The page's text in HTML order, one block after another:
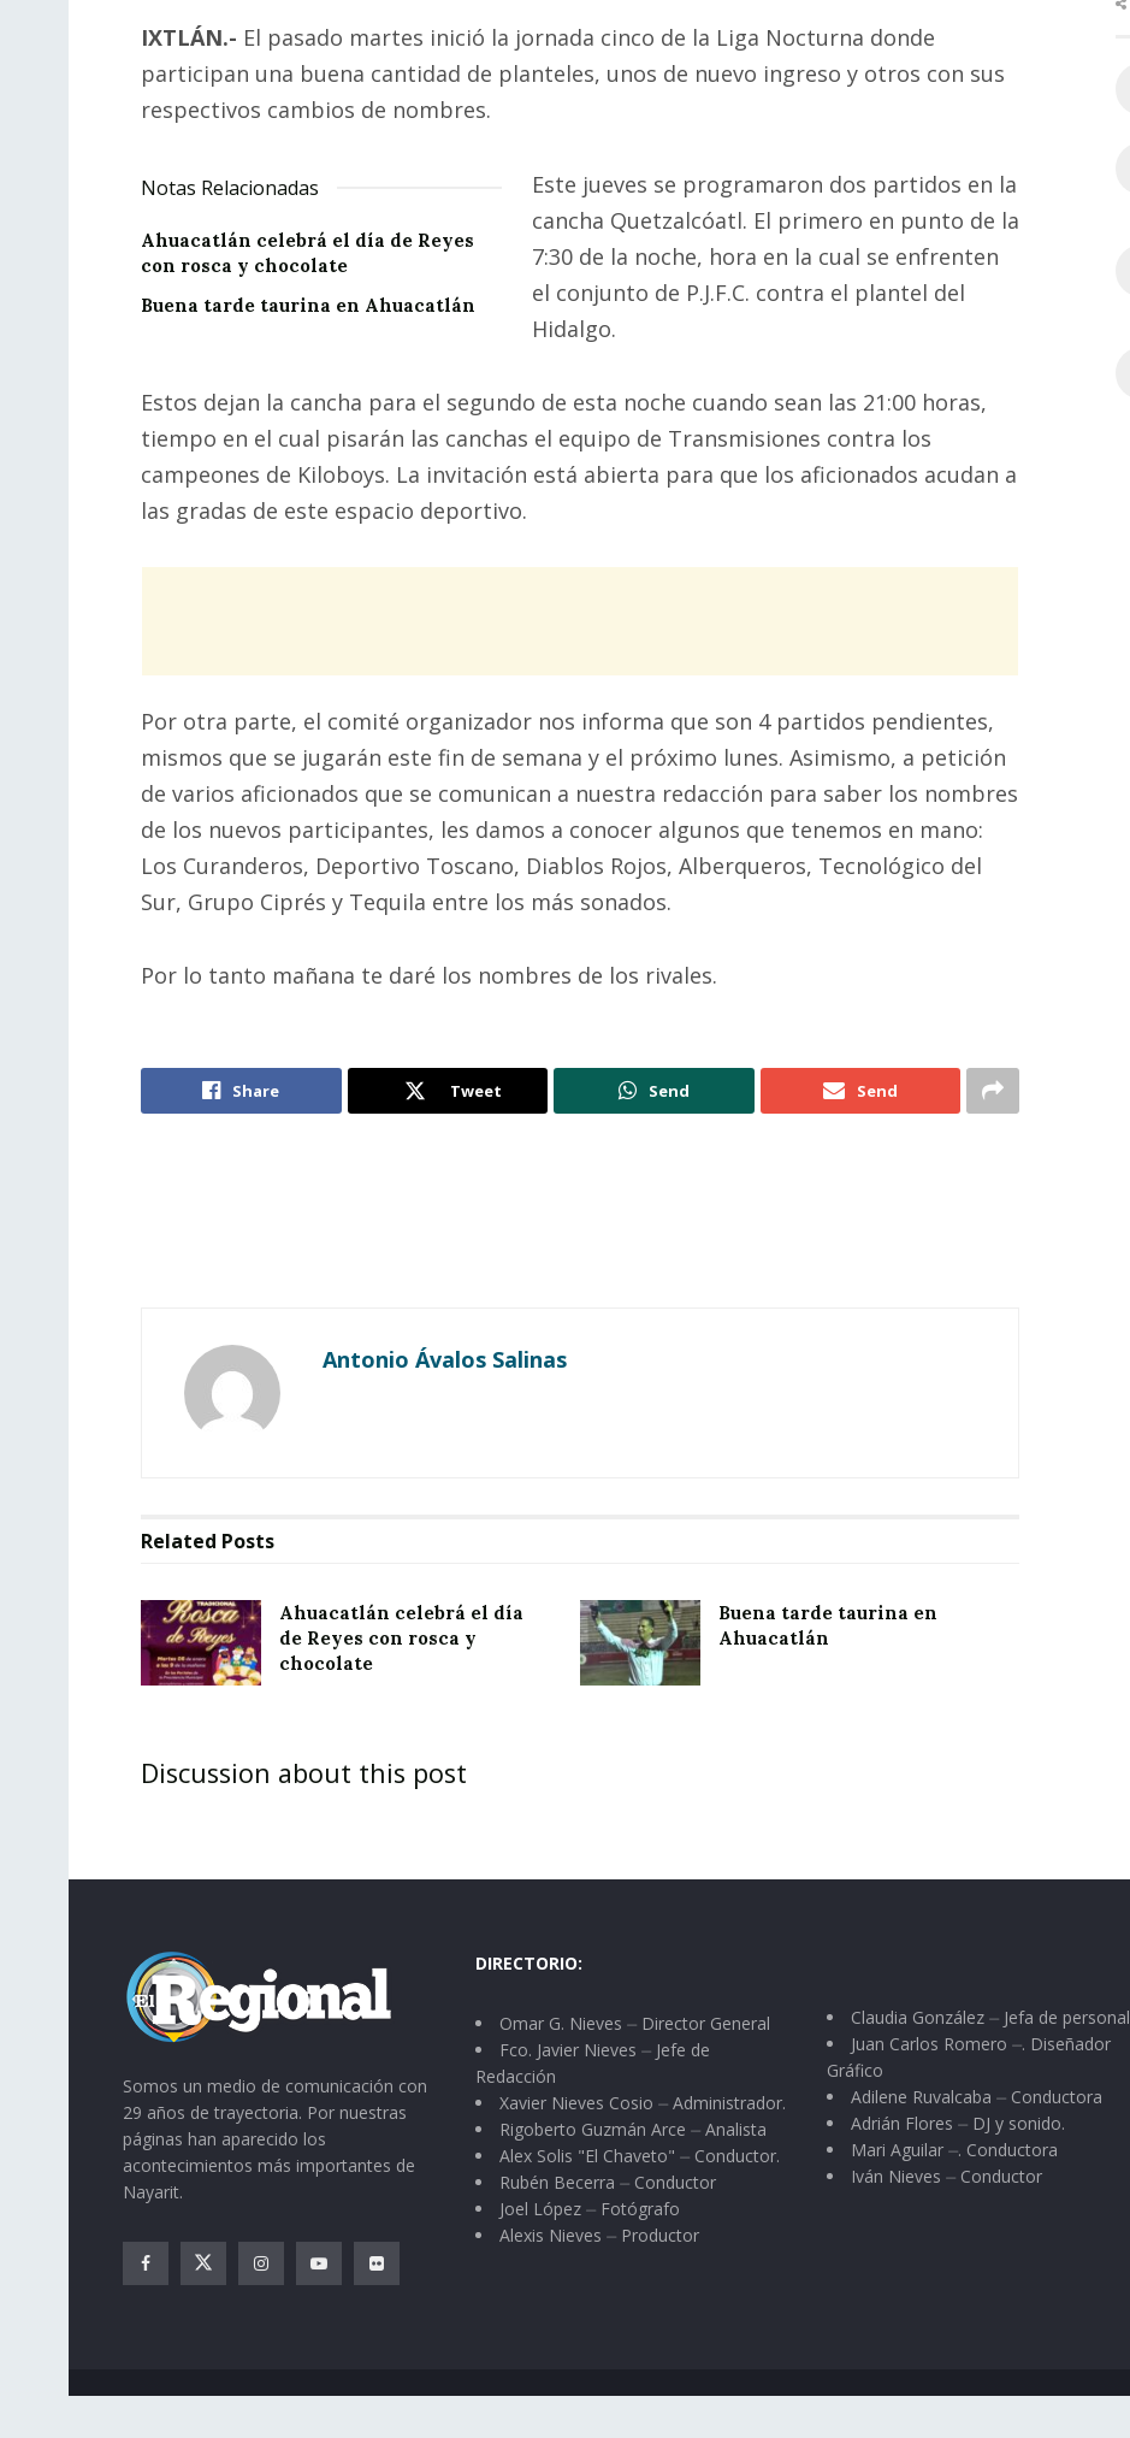
IXTLÁN.- El pasado martes inició la jornada cinco de la Liga Nocturna donde
participan una buena cantidad de planteles, unos de nuevo ingreso y otros con sus
respectivos cambios de nombres.
Notas Relacionadas
Ahuacatlán celebrá el día de Reyes
con rosca y chocolate
Buena tarde taurina en Ahuacatlán
Este jueves se programaron dos partidos en la
cancha Quetzalcóatl. El primero en punto de la
7:30 de la noche, hora en la cual se enfrenten
el conjunto de P.J.F.C. contra el plantel del
Hidalgo.
Estos dejan la cancha para el segundo de esta noche cuando sean las 21:00 horas,
tiempo en el cual pisarán las canchas el equipo de Transmisiones contra los
campeones de Kiloboys. La invitación está abierta para que los aficionados acudan a
las gradas de este espacio deportivo.
Por otra parte, el comité organizador nos informa que son 4 partidos pendientes,
mismos que se jugarán este fin de semana y el próximo lunes. Asimismo, a petición
de varios aficionados que se comunican a nuestra redacción para saber los nombres
de los nuevos participantes, les damos a conocer algunos que tenemos en mano:
Los Curanderos, Deportivo Toscano, Diablos Rojos, Alberqueros, Tecnológico del
Sur, Grupo Ciprés y Tequila entre los más sonados.
Por lo tanto mañana te daré los nombres de los rivales.
Share Tweet Send Send
Antonio Ávalos Salinas
Related Posts
Ahuacatlán celebrá el día
de Reyes con rosca y
chocolate
Buena tarde taurina en
Ahuacatlán
Discussion about this post
Somos un medio de comunicación con
29 años de trayectoria. Por nuestras
páginas han aparecido los
acontecimientos más importantes de
Nayarit.
DIRECTORIO:
Omar G. Nieves ⏤ Director General
Fco. Javier Nieves ⏤ Jefe de
Redacción
Xavier Nieves Cosio ⏤ Administrador.
Rigoberto Guzmán Arce ⏤ Analista
Alex Solis "El Chaveto" ⏤ Conductor.
Rubén Becerra ⏤ Conductor
Joel López ⏤ Fotógrafo
Alexis Nieves ⏤ Productor
Claudia González ⏤ Jefa de personal
Juan Carlos Romero ⏤. Diseñador
Gráfico
Adilene Ruvalcaba ⏤ Conductora
Adrián Flores ⏤ DJ y sonido.
Mari Aguilar ⏤. Conductora
Iván Nieves ⏤ Conductor